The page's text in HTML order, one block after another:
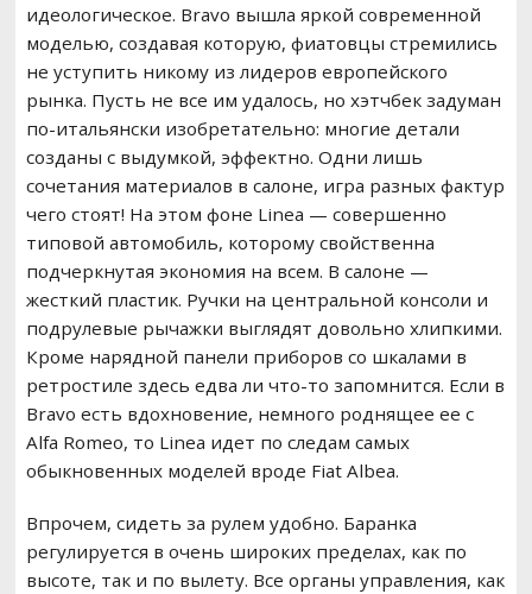
идеологическое. Bravo вышла яркой современной
моделью, создавая которую, фиатовцы стремились
не уступить никому из лидеров европейского
рынка. Пусть не все им удалось, но хэтчбек задуман
по-итальянски изобретательно: многие детали
созданы с выдумкой, эффектно. Одни лишь
сочетания материалов в салоне, игра разных фактур
чего стоят! На этом фоне Linea — совершенно
типовой автомобиль, которому свойственна
подчеркнутая экономия на всем. В салоне —
жесткий пластик. Ручки на центральной консоли и
подрулевые рычажки выглядят довольно хлипкими.
Кроме нарядной панели приборов со шкалами в
ретростиле здесь едва ли что-то запомнится. Если в
Bravo есть вдохновение, немного роднящее ее с
Alfa Romeo, то Linea идет по следам самых
обыкновенных моделей вроде Fiat Albea.
Впрочем, сидеть за рулем удобно. Баранка
регулируется в очень широких пределах, как по
высоте, так и по вылету. Все органы управления, как